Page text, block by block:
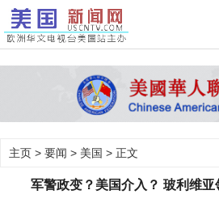
主页 > 要闻 > 美国 > 正文
军警政变？美国介入？ 玻利维亚